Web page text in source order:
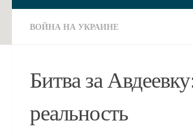
ВОЙНА НА УКРАИНЕ
Битва за
реальность